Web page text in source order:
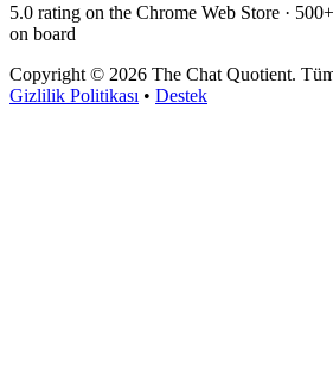
5.0 rating on the Chrome Web Store ·
on board
Copyright © 2026 The Chat Quotient. Tüm
Gizlilik Politikası • Destek